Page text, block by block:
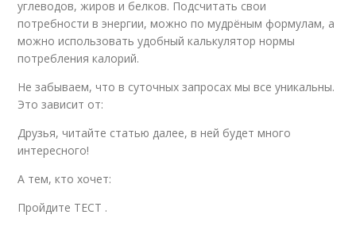
углеводов, жиров и белков. Подсчитать свои
потребности в энергии, можно по мудрёным формулам, а
можно использовать удобный калькулятор нормы
потребления калорий.
Не забываем, что в суточных запросах мы все уникальны.
Это зависит от:
Друзья, читайте статью далее, в ней будет много
интересного!
А тем, кто хочет:
Пройдите ТЕСТ .